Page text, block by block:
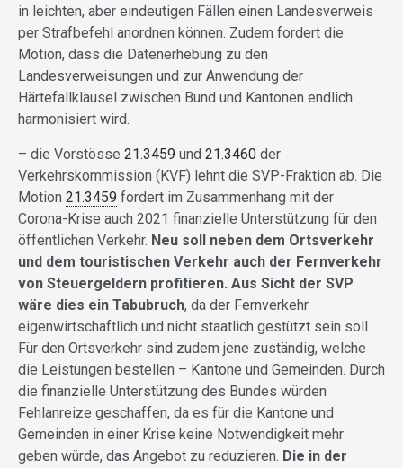
in leichten, aber eindeutigen Fällen einen Landesverweis
per Strafbefehl anordnen können. Zudem fordert die
Motion, dass die Datenerhebung zu den
Landesverweisungen und zur Anwendung der
Härtefallklausel zwischen Bund und Kantonen endlich
harmonisiert wird.
– die Vorstösse 21.3459 und 21.3460 der
Verkehrskommission (KVF) lehnt die SVP-Fraktion ab. Die
Motion 21.3459 fordert im Zusammenhang mit der
Corona-Krise auch 2021 finanzielle Unterstützung für den
öffentlichen Verkehr. Neu soll neben dem Ortsverkehr
und dem touristischen Verkehr auch der Fernverkehr
von Steuergeldern profitieren. Aus Sicht der SVP
wäre dies ein Tabubruch, da der Fernverkehr
eigenwirtschaftlich und nicht staatlich gestützt sein soll.
Für den Ortsverkehr sind zudem jene zuständig, welche
die Leistungen bestellen – Kantone und Gemeinden. Durch
die finanzielle Unterstützung des Bundes würden
Fehlanreize geschaffen, da es für die Kantone und
Gemeinden in einer Krise keine Notwendigkeit mehr
geben würde, das Angebot zu reduzieren. Die in der